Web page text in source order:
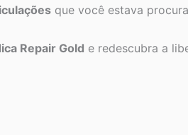
que você estava
Repair Gold e redescubra a